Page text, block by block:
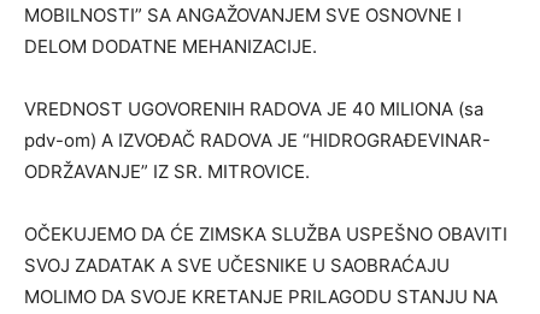
MOBILNOSTI” SA ANGAŽOVANJEM SVE OSNOVNE I
DELOM DODATNE MEHANIZACIJE.
VREDNOST UGOVORENIH RADOVA JE 40 MILIONA (sa
pdv-om) A IZVOĐAČ RADOVA JE “HIDROGRAĐEVINAR-
ODRŽAVANJE” IZ SR. MITROVICE.
OČEKUJEMO DA ĆE ZIMSKA SLUŽBA USPEŠNO OBAVITI
SVOJ ZADATAK A SVE UČESNIKE U SAOBRAĆAJU
MOLIMO DA SVOJE KRETANJE PRILAGODU STANJU NA